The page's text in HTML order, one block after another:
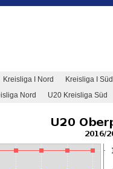
Kreisliga I Nord Kreisliga I Süd
Nord U20 Kreisliga Süd